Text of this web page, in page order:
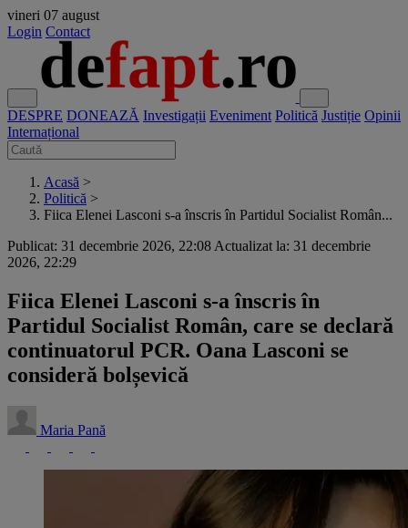
vineri 07 august
Login Contact
DESPRE DONEAZĂ Investigații Eveniment Politică Justiție Opinii
Internațional
Acasă >
Politică >
Fiica Elenei Lasconi s-a înscris în Partidul Socialist Român...
Publicat: 31 decembrie 2026, 22:08 Actualizat la: 31 decembrie
2026, 22:29
Fiica Elenei Lasconi s-a înscris în
Partidul Socialist Român, care se declară
continuatorul PCR. Oana Lasconi se
consideră bolșevică
Maria Pană